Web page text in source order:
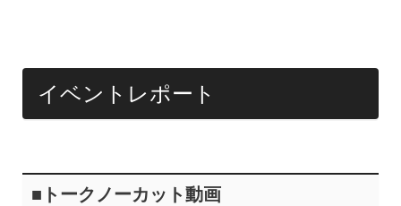
イベントレポート
■トークノーカット動画